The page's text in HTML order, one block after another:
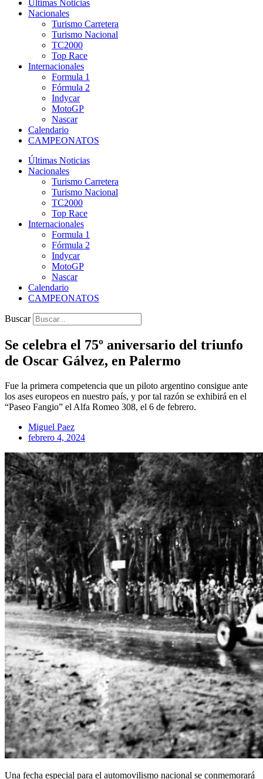
Últimas Noticias
Nacionales
Turismo Carretera
Turismo Nacional
TC2000
Top Race
Internacionales
Formula 1
Fórmula 2
Indycar
MotoGP
Nascar
Calendario
CAMPEONATOS
Últimas Noticias
Nacionales
Turismo Carretera
Turismo Nacional
TC2000
Top Race
Internacionales
Formula 1
Fórmula 2
Indycar
MotoGP
Nascar
Calendario
CAMPEONATOS
Buscar
Se celebra el 75º aniversario del triunfo
de Oscar Gálvez, en Palermo
Fue la primera competencia que un piloto argentino consigue ante
los ases europeos en nuestro país, y por tal razón se exhibirá en el
“Paseo Fangio” el Alfa Romeo 308, el 6 de febrero.
Miguel Paez
febrero 4, 2024
Una fecha especial para el automovilismo nacional se conmemorará